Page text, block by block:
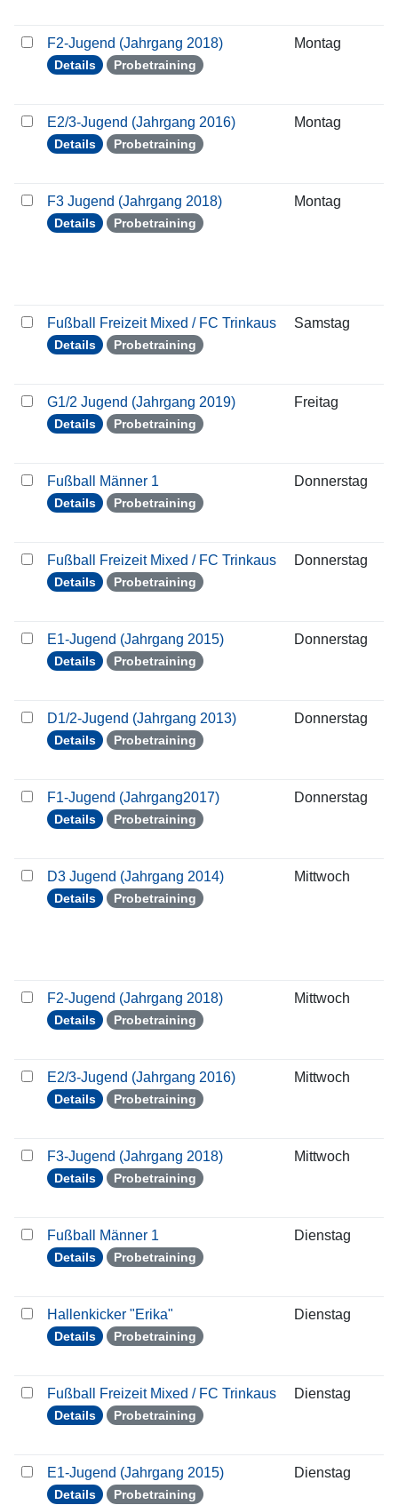
F2-Jugend (Jahrgang 2018)
Details Probetraining
Montag
E2/3-Jugend (Jahrgang 2016)
Details Probetraining
Montag
F3 Jugend (Jahrgang 2018)
Details Probetraining
Montag
Fußball Freizeit Mixed / FC Trinkaus
Details Probetraining
Samstag
G1/2 Jugend (Jahrgang 2019)
Details Probetraining
Freitag
Fußball Männer 1
Details Probetraining
Donnerstag
Fußball Freizeit Mixed / FC Trinkaus
Details Probetraining
Donnerstag
E1-Jugend (Jahrgang 2015)
Details Probetraining
Donnerstag
D1/2-Jugend (Jahrgang 2013)
Details Probetraining
Donnerstag
F1-Jugend (Jahrgang2017)
Details Probetraining
Donnerstag
D3 Jugend (Jahrgang 2014)
Details Probetraining
Mittwoch
F2-Jugend (Jahrgang 2018)
Details Probetraining
Mittwoch
E2/3-Jugend (Jahrgang 2016)
Details Probetraining
Mittwoch
F3-Jugend (Jahrgang 2018)
Details Probetraining
Mittwoch
Fußball Männer 1
Details Probetraining
Dienstag
Hallenkicker "Erika"
Details Probetraining
Dienstag
Fußball Freizeit Mixed / FC Trinkaus
Details Probetraining
Dienstag
E1-Jugend (Jahrgang 2015)
Details Probetraining
Dienstag